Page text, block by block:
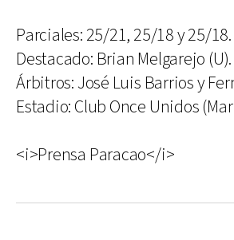
Parciales: 25/21, 25/18 y 25/18.
Destacado: Brian Melgarejo (U).
Árbitros: José Luis Barrios y
Estadio: Club Once Unidos
<i>Prensa Paracao</i>